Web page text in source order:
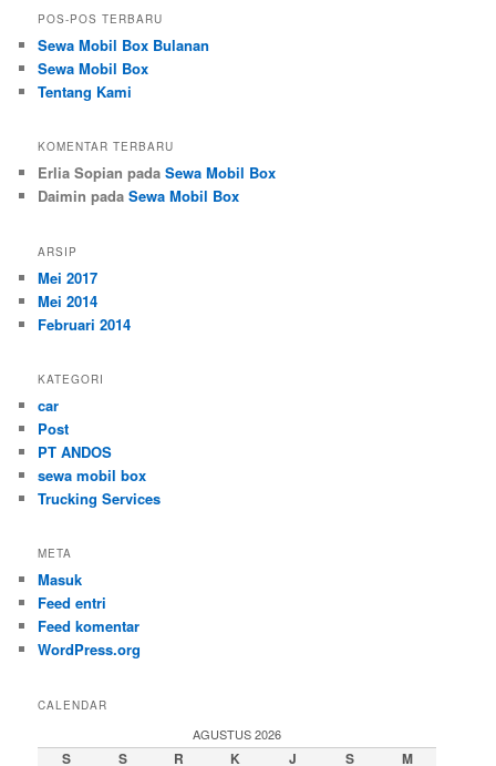
POS-POS TERBARU
Sewa Mobil Box Bulanan
Sewa Mobil Box
Tentang Kami
KOMENTAR TERBARU
Erlia Sopian padaSewa Mobil Box
Daimin padaSewa Mobil Box
ARSIP
Mei 2017
Mei 2014
Februari 2014
KATEGORI
car
Post
PT ANDOS
sewa mobil box
Trucking Services
META
Masuk
Feed entri
Feed komentar
WordPress.org
CALENDAR
AGUSTUS 2026
S S R K J S M